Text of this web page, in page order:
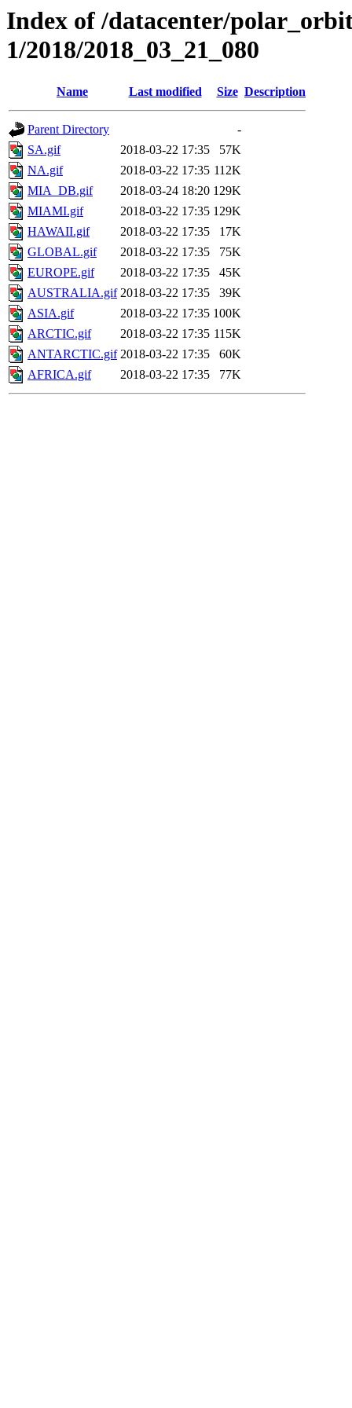
Index of /datacenter/
1/2018/2018_03_21_080
Name Last modified Size Description
Parent Directory
-
SA.gif
2018-03-22 17:35
57K
NA.gif
2018-03-22 17:35 112K
MIA_DB.gif
2018-03-24 18:20 129K
MIAMI.gif
2018-03-22 17:35 129K
HAWAII.gif
2018-03-22 17:35
17K
GLOBAL.gif
2018-03-22 17:35
75K
EUROPE.gif
2018-03-22 17:35
45K
AUSTRALIA.gif 2018-03-22 17:35
39K
ASIA.gif
2018-03-22 17:35 100K
ARCTIC.gif
2018-03-22 17:35 115K
ANTARCTIC.gif 2018-03-22 17:35
60K
AFRICA.gif
2018-03-22 17:35 77K